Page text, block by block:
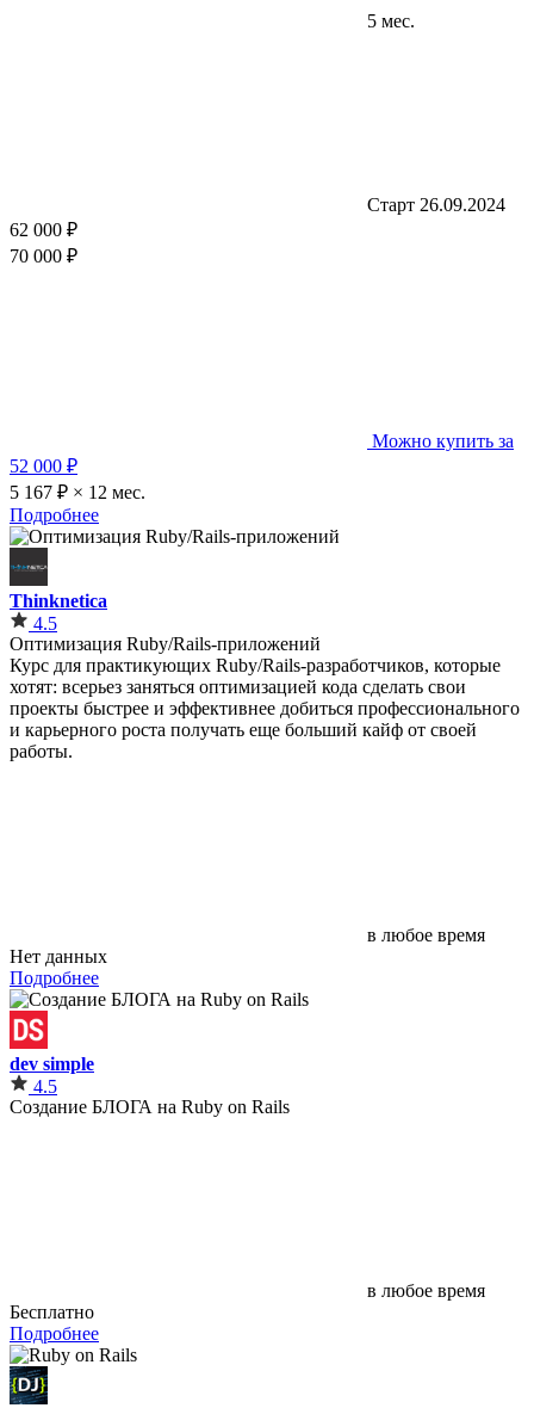
5 мес.
Старт 26.09.2024
62 000 ₽
70 000 ₽
Можно купить за
52 000 ₽
5 167 ₽ × 12 мес.
Подробнее
Thinknetica
4.5
Оптимизация Ruby/Rails-приложений
Курс для практикующих Ruby/Rails-разработчиков, которые
хотят: всерьез заняться оптимизацией кода сделать свои
проекты быстрее и эффективнее добиться профессионального
и карьерного роста получать еще больший кайф от своей
работы.
в любое время
Нет данных
Подробнее
dev simple
4.5
Создание БЛОГА на Ruby on Rails
в любое время
Бесплатно
Подробнее